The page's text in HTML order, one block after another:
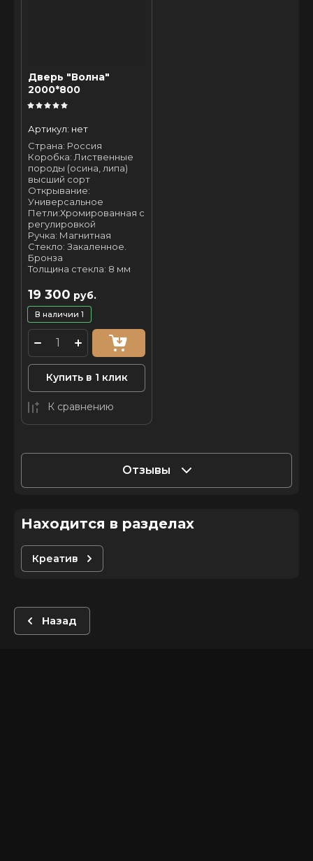
Дверь "Волна"
2000*800
Артикул: нет
Страна: Россия
Коробка: Лиственные
породы (осина, липа)
высший сорт
Открывание:
Универсальное
Петли:Хромированная с
регулировкой
Ручка: Магнитная
Стекло: Закаленное.
Бронза
Толщина стекла: 8 мм
В наличии 1
19 300 руб.
Купить в 1 клик
К сравнению
Отзывы
Находится в разделах
Креатив
Назад